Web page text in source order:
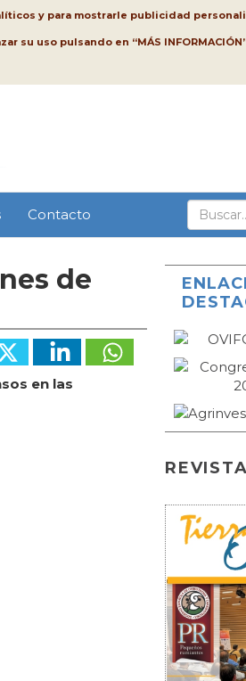
y para mostrarle publicidad
su uso pulsando en “MÁS
Contacto
de
en las